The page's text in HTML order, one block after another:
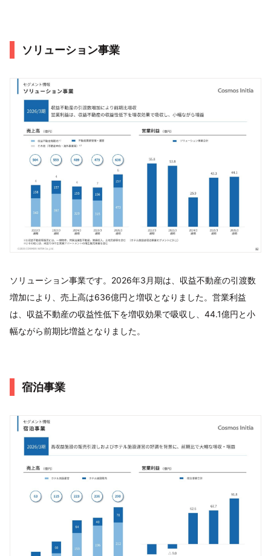
ソリューション事業
ソリューション事業です。2026年3月期は、収益不動産の引渡数
増加により、売上高は636億円と増収となりました。営業利益
は、収益不動産の収益性低下を増収効果で吸収し、44.1億円と小
幅ながら前期比増益となりました。
宿泊事業